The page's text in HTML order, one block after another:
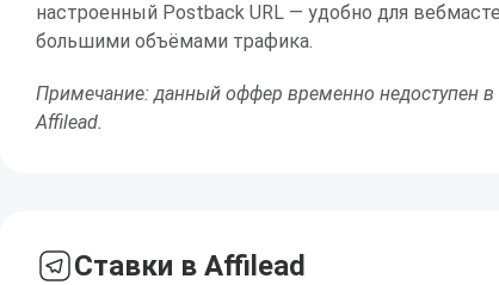
настроенный Postback URL — удобно для
большими объёмами трафика.
Примечание: данный оффер временно недоступен в
Affilead.
Ставки в Affilead